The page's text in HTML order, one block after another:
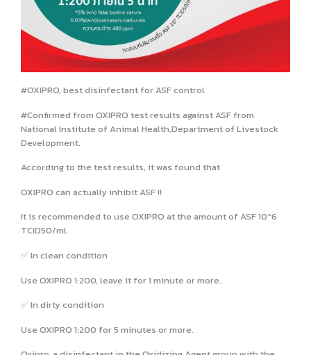
#OXIPRO, best disinfectant for ASF control
#Confirmed from OXIPRO test results against ASF from
National Institute of Animal Health,Department of Livestock
Development.
According to the test results, it was found that
OXIPRO can actually inhibit ASF !!
It is recommended to use OXIPRO at the amount of ASF 10^6
TCID50/ml.
✅ In clean condition
Use OXIPRO 1:200, leave it for 1 minute or more.
✅ In dirty condition
Use OXIPRO 1:200 for 5 minutes or more.